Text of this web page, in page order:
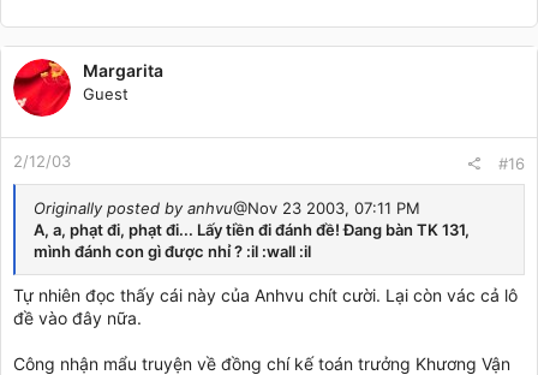
Margarita
Guest
2/12/03 #16
Originally posted by anhvu@Nov 23 2003, 07:11 PM
A, a, phạt đi, phạt đi... Lấy tiền đi đánh đề! Đang bàn TK 131,
mình đánh con gì được nhỉ ? :il :wall :il
Tự nhiên đọc thấy cái này của Anhvu chít cười. Lại còn vác cả lô
đề vào đây nữa.
Công nhận mẩu truyện về đồng chí kế toán trưởng Khương Vận